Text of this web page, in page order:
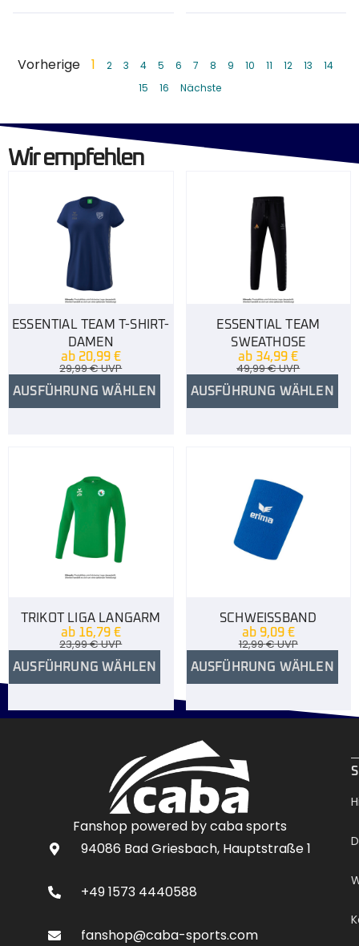
Vorherige 1 2 3 4 5 6 7 8 9 10 11 12 13
14
15
16 Nächste
Wir empfehlen
ESSENTIAL TEAM T-SHIRT-
DAMEN
ab 20,99 €
29,99€UVP
AUSFÜHRUNG WÄHLEN
ESSENTIAL TEAM
SWEATHOSE
ab 34,99€
49,99€UVP
AUSFÜHRUNG WÄHLEN
TRIKOT LIGA LANGARM
ab 16,79 €
23,99€UVP
AUSFÜHRUNG WÄHLEN
SCHWEISSBAND
ab 9,09 €
12,99€UVP
AUSFÜHRUNG WÄHLEN
Fanshop powered by caba sports
94086 Bad Griesbach, Hauptstraße 1
+49 1573 4440588
fanshop@caba-sports.com